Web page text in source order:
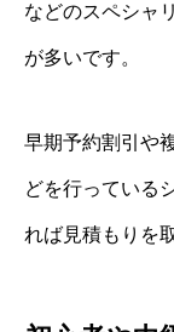
などのスペシャ
が多いです。
早期予約割引や
どを行っている
れば見積もりを